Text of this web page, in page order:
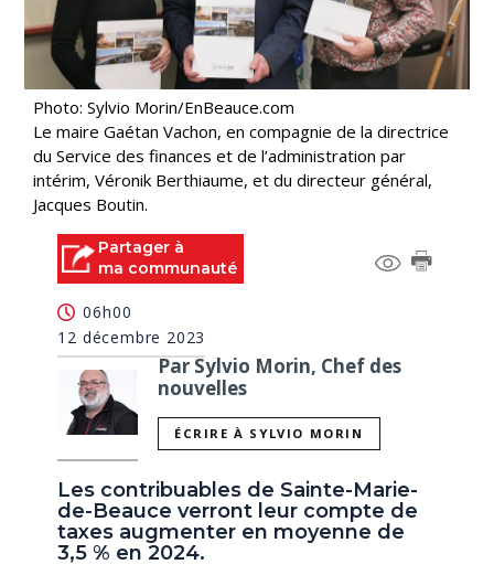
Photo: Sylvio Morin/EnBeauce.com
Le maire Gaétan Vachon, en compagnie de la directrice
du Service des finances et de l’administration par
intérim, Véronik Berthiaume, et du directeur général,
Jacques Boutin.
Partager à
ma communauté
06h00
12 décembre 2023
Par Sylvio Morin, Chef des
nouvelles
ÉCRIRE À SYLVIO MORIN
Les contribuables de Sainte-Marie-
de-Beauce verront leur compte de
taxes augmenter en moyenne de
3,5 % en 2024.